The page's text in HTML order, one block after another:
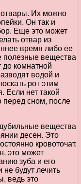
отвары. Их можно
Он так и
Еще это может
отвар из
время либо ее
полезные вещества
комнатной
водой и
рот этим
Если нет такой
перед сном, после
вещества
десен. Это
кровоточат.
это может
зуба и его
будут лечить
ведь это